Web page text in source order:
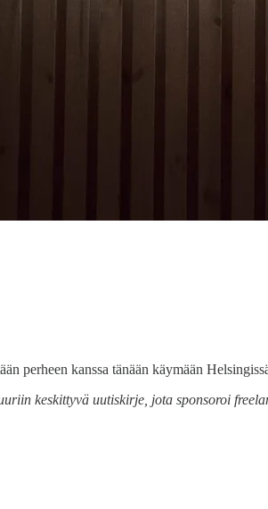
perheen kanssa tänään käymään
keskittyvä uutiskirje, jota sponsoroi